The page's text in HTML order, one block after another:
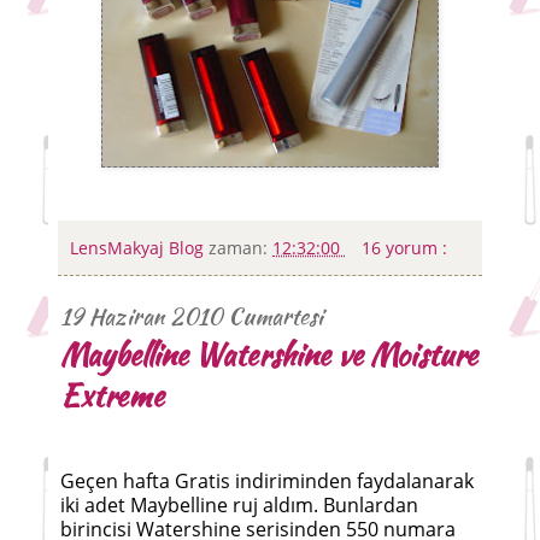
LensMakyaj Blog zaman: 12:32:00 16 yorum :
19 Haziran 2010 Cumartesi
Maybelline Watershine ve Moisture
Extreme
Geçen hafta Gratis indiriminden faydalanarak
iki adet Maybelline ruj aldım. Bunlardan
birincisi Watershine serisinden 550 numara